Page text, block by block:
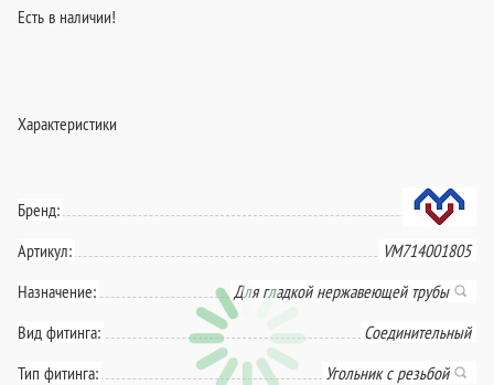
Есть в наличии!
Характеристики
Бренд:
Артикул:
VM714001805
Назначение:
Для гладкой нержавеющей трубы
Вид фитинга:
Соединительный
Тип фитинга:
Угольник с резьбой